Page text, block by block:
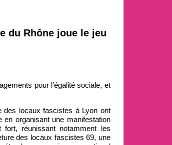
du Rhône joue le jeu
pour l’égalité sociale, et
des locaux fascistes à Lyon ont
en organisant une manifestation
réunissant notamment les
des locaux fascistes 69, une